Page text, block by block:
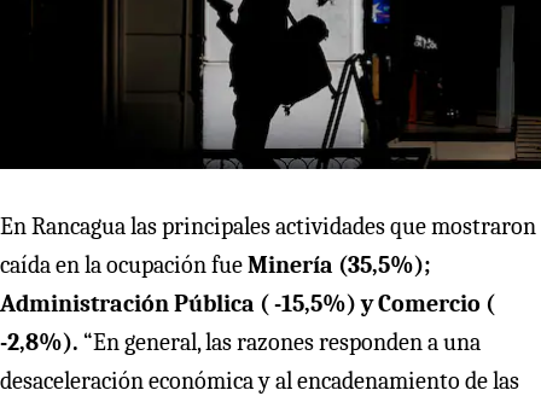
En Rancagua las principales actividades que mostraron
caída en la ocupación fueMinería (35,5%);
Administración Pública ( -15,5%) y Comercio (
-2,8%). “En general, las razones responden a una
desaceleración económica y al encadenamiento de las